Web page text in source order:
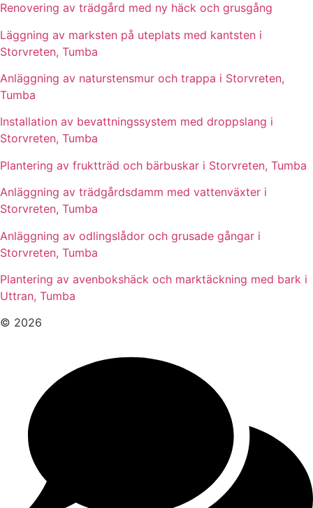
Renovering av trädgård med ny häck och grusgång
Läggning av marksten på uteplats med kantsten i
Storvreten, Tumba
Anläggning av naturstensmur och trappa i Storvreten,
Tumba
Installation av bevattningssystem med droppslang i
Storvreten, Tumba
Plantering av fruktträd och bärbuskar i Storvreten, Tumba
Anläggning av trädgårdsdamm med vattenväxter i
Storvreten, Tumba
Anläggning av odlingslådor och grusade gångar i
Storvreten, Tumba
Plantering av avenbokshäck och marktäckning med bark i
Uttran, Tumba
© 2026